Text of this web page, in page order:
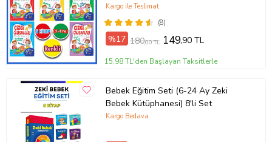
(8)
Kargo ile Teslimat
%17 180,00 TL 149,90 TL
15,98 TL'den Başlayan Taksitlerle
Bebek Eğitim Seti (6-24 Ay Zeki
Bebek Kütüphanesi) 8'li Set
Kargo Bedava